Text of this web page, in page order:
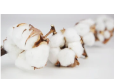
(VAT/IVA
excl.)